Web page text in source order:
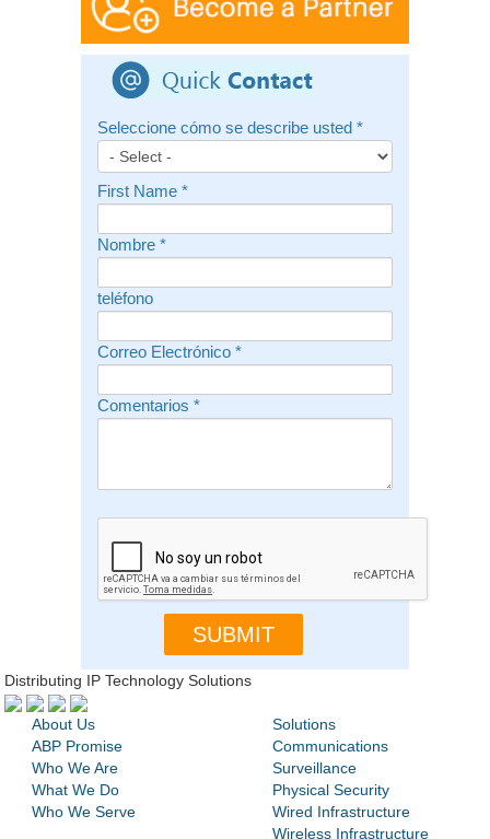
Seleccione cómo se describe usted *
First Name *
Nombre *
teléfono
Correo Electrónico *
Comentarios *
Distributing IP Technology Solutions
About Us
ABP Promise
Who We Are
What We Do
Who We Serve
Solutions
Communications
Surveillance
Physical Security
Wired Infrastructure
Wireless Infrastructure